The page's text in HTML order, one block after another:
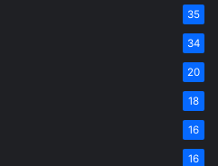
35
34
20
18
16
16